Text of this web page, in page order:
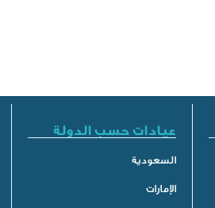
عيادات حسب الدولة
السعودية
الإمارات